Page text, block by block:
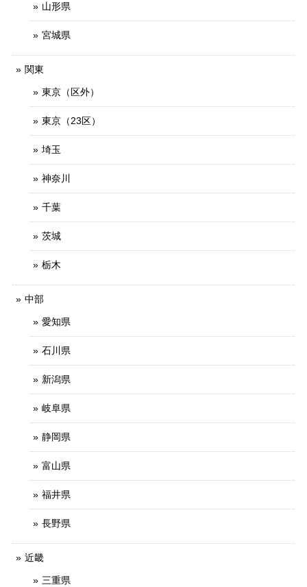
山形県
宮城県
関東
東京（区外）
東京（23区）
埼玉
神奈川
千葉
茨城
栃木
中部
愛知県
石川県
新潟県
岐阜県
静岡県
富山県
福井県
長野県
近畿
三重県